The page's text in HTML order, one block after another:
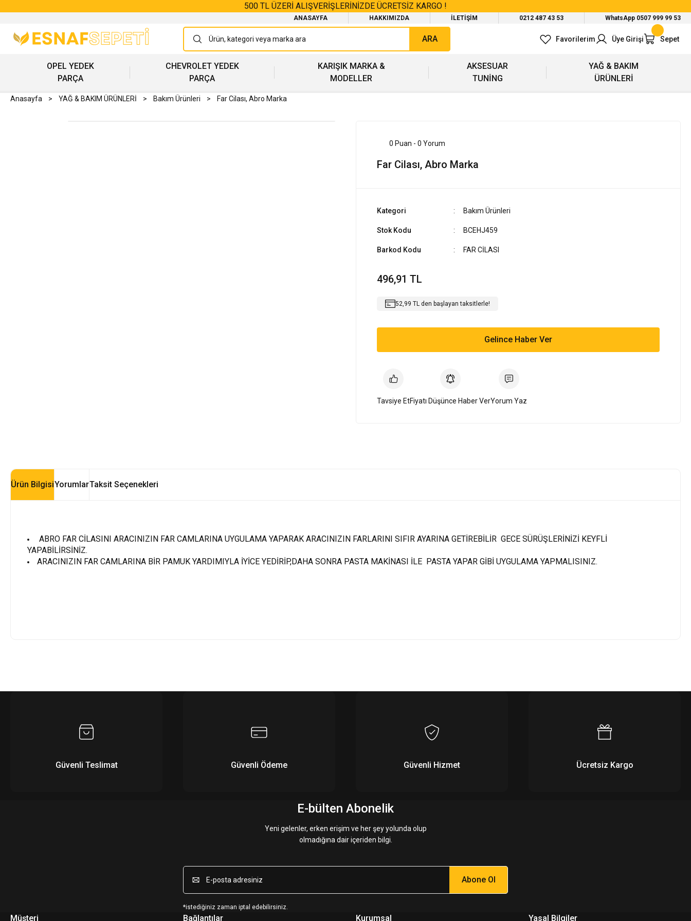
500 TL ÜZERİ ALIŞVERİŞLERİNİZDE ÜCRETSİZ KARGO !
ANASAYFA HAKKIMIZDA İLETİŞİM 0212 487 43 53 WhatsApp 0507 999 99 53
ARA Favorilerim Üye Girişi Sepet
OPEL YEDEK
PARÇA
CHEVROLET YEDEK
PARÇA
KARIŞIK MARKA &
MODELLER
AKSESUAR
TUNİNG
YAĞ & BAKIM
ÜRÜNLERİ
Anasayfa YAĞ & BAKIM ÜRÜNLERİ Bakım Ürünleri Far Cilası, Abro Marka
0 Puan - 0 Yorum
Far Cilası, Abro Marka
Kategori Bakım Ürünleri
Stok Kodu BCEHJ459
Barkod Kodu FAR CİLASI
496,91 TL
52,99 TL den başlayan taksitlerle!
Gelince Haber Ver
Tavsiye EtFiyatı Düşünce Haber VerYorum Yaz
Ürün BilgisiYorumlarTaksit Seçenekleri
ABRO FAR CİLASINI ARACINIZIN FAR CAMLARINA UYGULAMA YAPARAK ARACINIZIN FARLARINI SIFIR AYARINA GETİREBİLİR GECE SÜRÜŞLERİNİZİ KEYFLİ
YAPABİLİRSİNİZ.
ARACINIZIN FAR CAMLARINA BİR PAMUK YARDIMIYLA İYİCE YEDİRİP,DAHA SONRA PASTA MAKİNASI İLE PASTA YAPAR GİBİ UYGULAMA YAPMALISINIZ.
Güvenli Teslimat Güvenli Ödeme Güvenli Hizmet Ücretsiz Kargo
E-bülten Abonelik
Yeni gelenler, erken erişim ve her şey yolunda olup
olmadığına dair içeriden bilgi.
Abone Ol
*istediğiniz zaman iptal edebilirsiniz.
Müşteri Bağlantılar Kurumsal Yasal Bilgiler